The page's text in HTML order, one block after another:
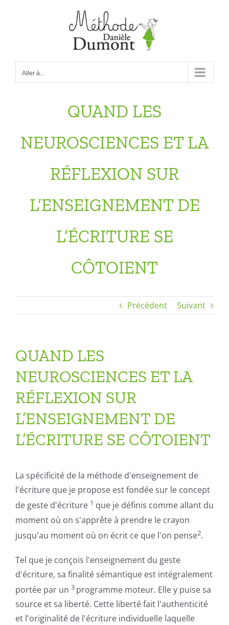
Aller à...
QUAND LES
NEUROSCIENCES ET LA
RÉFLEXION SUR
L’ENSEIGNEMENT DE
L’ÉCRITURE SE
CÔTOIENT
Précédent Suivant
QUAND LES
NEUROSCIENCES ET LA
RÉFLEXION SUR
L’ENSEIGNEMENT DE
L’ÉCRITURE SE CÔTOIENT
La spécificité de la méthode d'enseignement de
l'écriture que je propose est fondée sur le concept
degeste d'écriture 1 que je définis comme allant du
moment où on s'apprête à prendre le crayon
jusqu'au moment où on écrit ce que l'on pense2.
Tel que je conçois l'enseignement du geste
d'écriture, sa finalité sémantique est intégralement
portée par un 3 programme moteur. Elle y puise sa
source et sa liberté. Cette liberté fait l'authenticité
et l'originalité de l'écriture individuelle laquelle